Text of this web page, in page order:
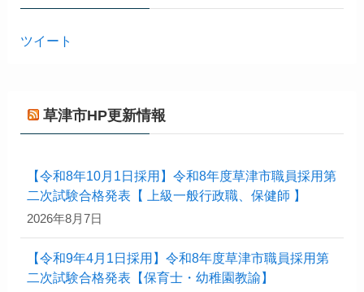
ツイート
草津市HP更新情報
【令和8年10月1日採用】令和8年度草津市職員採用第
二次試験合格発表【 上級一般行政職、保健師 】
2026年8月7日
【令和9年4月1日採用】令和8年度草津市職員採用第
二次試験合格発表【保育士・幼稚園教諭】